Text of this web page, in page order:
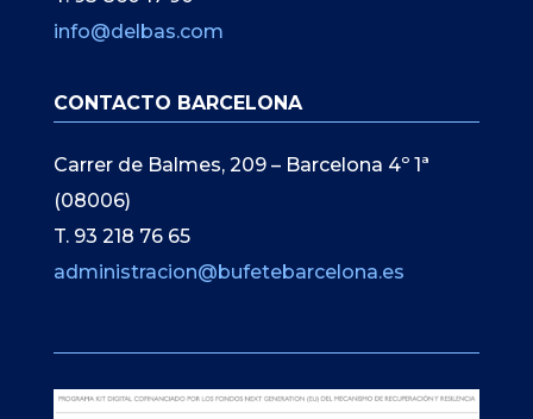
info@delbas.com
CONTACTO BARCELONA
Carrer de Balmes, 209 – Barcelona 4º 1ª
(08006)
T. 93 218 76 65
administracion@bufetebarcelona.es